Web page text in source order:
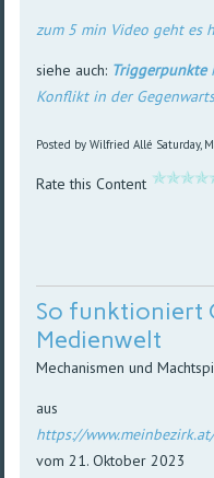
zum 5 min Video geht es
siehe auch: Triggerpunkte
Konflikt in der
Posted by Wilfried Allé Saturday,
Rate this Content
So funktioniert
Medienwelt
Mechanismen und
aus
https://
vom 21. Oktober 2023